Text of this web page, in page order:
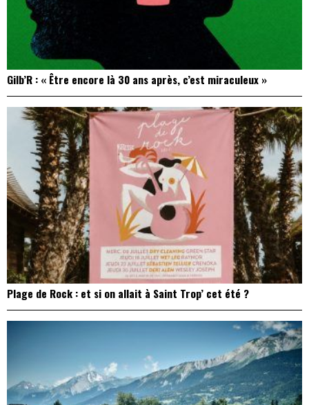
Gilb’R : « Être encore là 30 ans après, c’est miraculeux »
Plage de Rock : et si on allait à Saint Trop’ cet été ?